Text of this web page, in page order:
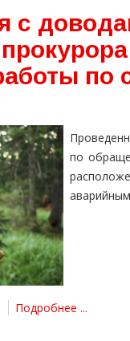
с
по
по
Подробнее ...